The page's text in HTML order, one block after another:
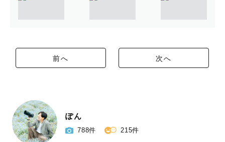
前へ 次へ
ぽん
788件 215件